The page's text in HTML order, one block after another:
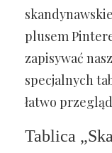
plusem
zapisywać
specjalnych
łatwo
Tablica